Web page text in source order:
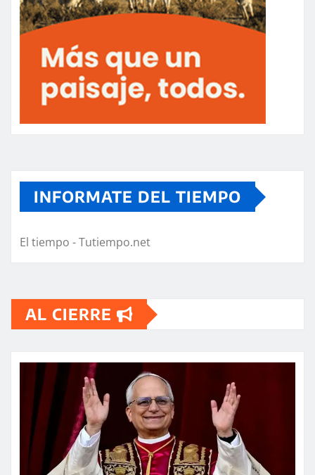
INFORMATE DEL TIEMPO
El tiempo - Tutiempo.net
AL CIERRE